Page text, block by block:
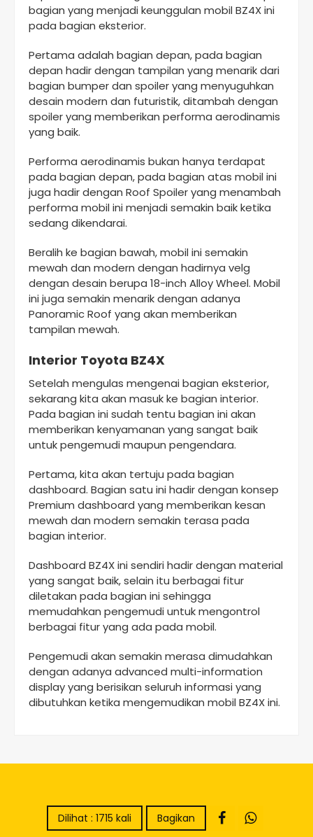
bagian yang menjadi keunggulan mobil BZ4X ini
pada bagian eksterior.
Pertama adalah bagian depan, pada bagian
depan hadir dengan tampilan yang menarik dari
bagian bumper dan spoiler yang menyuguhkan
desain modern dan futuristik, ditambah dengan
spoiler yang memberikan performa aerodinamis
yang baik.
Performa aerodinamis bukan hanya terdapat
pada bagian depan, pada bagian atas mobil ini
juga hadir dengan Roof Spoiler yang menambah
performa mobil ini menjadi semakin baik ketika
sedang dikendarai.
Beralih ke bagian bawah, mobil ini semakin
mewah dan modern dengan hadirnya velg
dengan desain berupa 18-inch Alloy Wheel. Mobil
ini juga semakin menarik dengan adanya
Panoramic Roof yang akan memberikan
tampilan mewah.
Interior Toyota BZ4X
Setelah mengulas mengenai bagian eksterior,
sekarang kita akan masuk ke bagian interior.
Pada bagian ini sudah tentu bagian ini akan
memberikan kenyamanan yang sangat baik
untuk pengemudi maupun pengendara.
Pertama, kita akan tertuju pada bagian
dashboard. Bagian satu ini hadir dengan konsep
Premium dashboard yang memberikan kesan
mewah dan modern semakin terasa pada
bagian interior.
Dashboard BZ4X ini sendiri hadir dengan material
yang sangat baik, selain itu berbagai fitur
diletakan pada bagian ini sehingga
memudahkan pengemudi untuk mengontrol
berbagai fitur yang ada pada mobil.
Pengemudi akan semakin merasa dimudahkan
dengan adanya advanced multi-information
display yang berisikan seluruh informasi yang
dibutuhkan ketika mengemudikan mobil BZ4X ini.
Dilihat : 1715 kali Bagikan